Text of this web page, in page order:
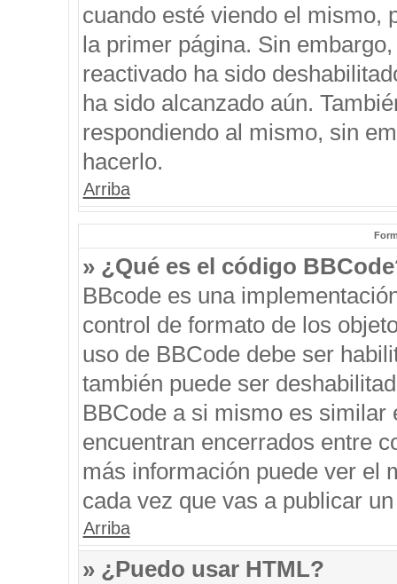
cuando esté viendo el mismo,
la primer página. Sin
reactivado ha sido
ha sido alcanzado aún.
respondiendo al mismo, sin
hacerlo.
Arriba
» ¿Qué es el código
BBcode es una
control de formato de los
uso de BBCode debe ser
también puede ser
BBCode a si mismo es
encuentran encerrados entre
más información puede ver el
cada vez que vas a publicar
Arriba
» ¿Puedo usar HTML?